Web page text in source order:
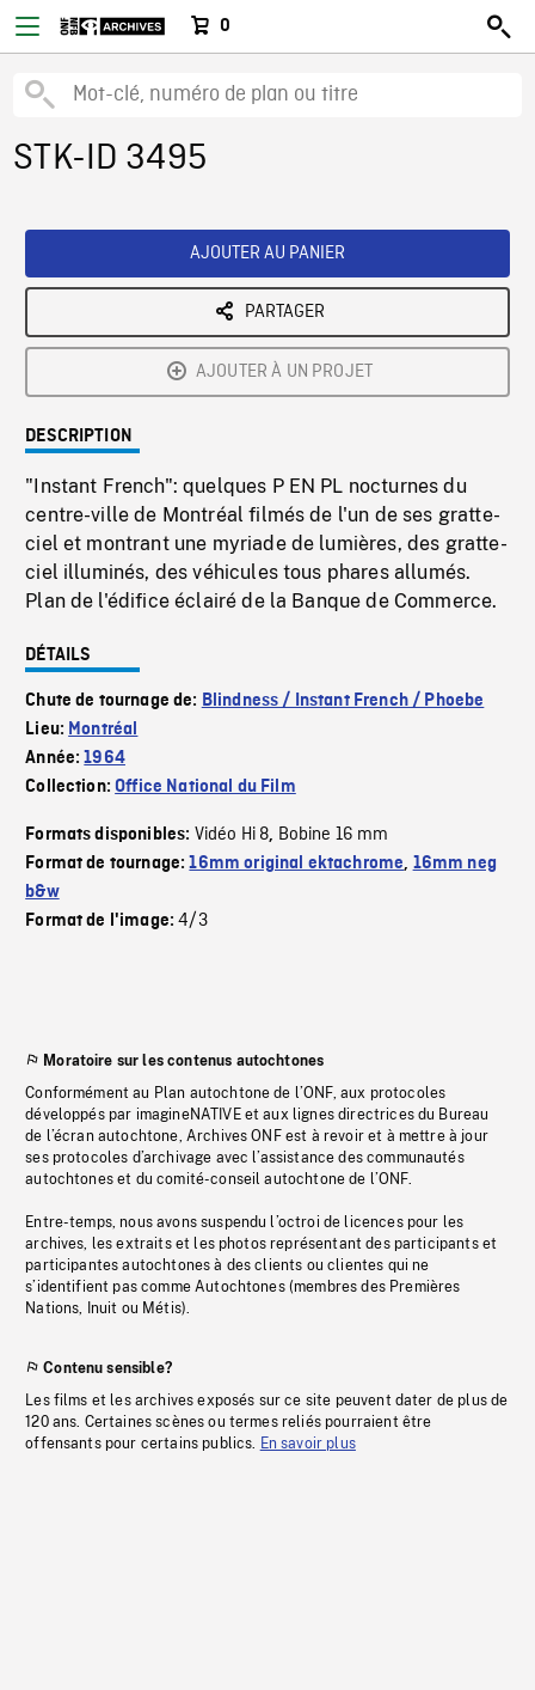
0
STK-ID 3495
AJOUTER AU PANIER
PARTAGER
AJOUTER À UN PROJET
DESCRIPTION
"Instant French": quelques P EN PL nocturnes du
centre-ville de Montréal filmés de l'un de ses gratte-
ciel et montrant une myriade de lumières, des gratte-
ciel illuminés, des véhicules tous phares allumés.
Plan de l'édifice éclairé de la Banque de Commerce.
DÉTAILS
Chute de tournage de: Blindness / Instant French / Phoebe
Lieu: Montréal
Année:1964
Collection:Office National du Film
Formats disponibles: Vidéo Hi 8, Bobine 16 mm
Format de tournage:16mm original ektachrome, 16mm neg
b&w
Format de l'image:4/3
Moratoire sur les contenus autochtones
Conformément au Plan autochtone de l’ONF, aux protocoles
développés par imagineNATIVE et aux lignes directrices du Bureau
de l’écran autochtone, Archives ONF est à revoir et à mettre à jour
ses protocoles d’archivage avec l’assistance des communautés
autochtones et du comité-conseil autochtone de l’ONF.
Entre-temps, nous avons suspendu l’octroi de licences pour les
archives, les extraits et les photos représentant des participants et
participantes autochtones à des clients ou clientes qui ne
s’identifient pas comme Autochtones (membres des Premières
Nations, Inuit ou Métis).
Contenu sensible?
Les films et les archives exposés sur ce site peuvent dater de plus de
120 ans. Certaines scènes ou termes reliés pourraient être
offensants pour certains publics. En savoir plus